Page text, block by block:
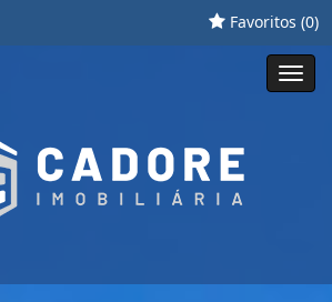
Favoritos (0)